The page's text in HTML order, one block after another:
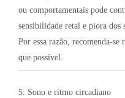
ou comportamentais pode
sensibilidade retal e piora dos
Por essa razão, recomenda-
que possível.
5. Sono e ritmo circadiano